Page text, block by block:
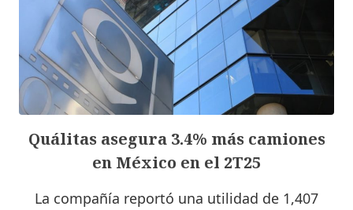
Quálitas asegura 3.4% más camiones
en México en el 2T25
La compañía reportó una utilidad de 1,407